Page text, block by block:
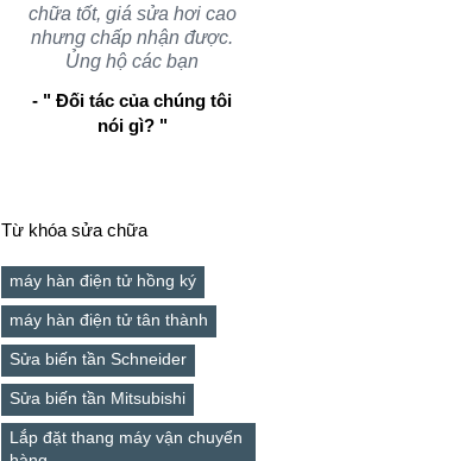
chữa tốt, giá sửa hơi cao
nhưng chấp nhận được.
Ủng hộ các bạn
- " Đối tác của chúng tôi
nói gì? "
Từ khóa sửa chữa
máy hàn điện tử hồng ký
máy hàn điện tử tân thành
Sửa biến tần Schneider
Sửa biến tần Mitsubishi
Lắp đặt thang máy vận chuyển